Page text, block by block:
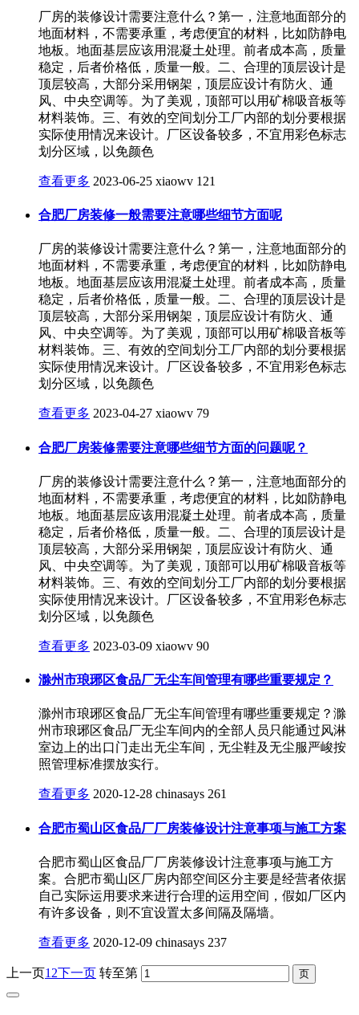
厂房的装修设计需要注意什么？第一，注意地面部分的
地面材料，不需要承重，考虑便宜的材料，比如防静电
地板。地面基层应该用混凝土处理。前者成本高，质量
稳定，后者价格低，质量一般。二、合理的顶层设计是
顶层较高，大部分采用钢架，顶层应设计有防火、通
风、中央空调等。为了美观，顶部可以用矿棉吸音板等
材料装饰。三、有效的空间划分工厂内部的划分要根据
实际使用情况来设计。厂区设备较多，不宜用彩色标志
划分区域，以免颜色
查看更多 2023-06-25 xiaowv 121
合肥厂房装修一般需要注意哪些细节方面呢
厂房的装修设计需要注意什么？第一，注意地面部分的
地面材料，不需要承重，考虑便宜的材料，比如防静电
地板。地面基层应该用混凝土处理。前者成本高，质量
稳定，后者价格低，质量一般。二、合理的顶层设计是
顶层较高，大部分采用钢架，顶层应设计有防火、通
风、中央空调等。为了美观，顶部可以用矿棉吸音板等
材料装饰。三、有效的空间划分工厂内部的划分要根据
实际使用情况来设计。厂区设备较多，不宜用彩色标志
划分区域，以免颜色
查看更多 2023-04-27 xiaowv 79
合肥厂房装修需要注意哪些细节方面的问题呢？
厂房的装修设计需要注意什么？第一，注意地面部分的
地面材料，不需要承重，考虑便宜的材料，比如防静电
地板。地面基层应该用混凝土处理。前者成本高，质量
稳定，后者价格低，质量一般。二、合理的顶层设计是
顶层较高，大部分采用钢架，顶层应设计有防火、通
风、中央空调等。为了美观，顶部可以用矿棉吸音板等
材料装饰。三、有效的空间划分工厂内部的划分要根据
实际使用情况来设计。厂区设备较多，不宜用彩色标志
划分区域，以免颜色
查看更多 2023-03-09 xiaowv 90
滁州市琅琊区食品厂无尘车间管理有哪些重要规定？
滁州市琅琊区食品厂无尘车间管理有哪些重要规定？滁
州市琅琊区食品厂无尘车间内的全部人员只能通过风淋
室边上的出口门走出无尘车间，无尘鞋及无尘服严峻按
照管理标准摆放实行。
查看更多 2020-12-28 chinasays 261
合肥市蜀山区食品厂厂房装修设计注意事项与施工方案
合肥市蜀山区食品厂厂房装修设计注意事项与施工方
案。合肥市蜀山区厂房内部空间区分主要是经营者依据
自己实际运用要求来进行合理的运用空间，假如厂区内
有许多设备，则不宜设置太多间隔及隔墙。
查看更多 2020-12-09 chinasays 237
上一页1 2下一页 转至第